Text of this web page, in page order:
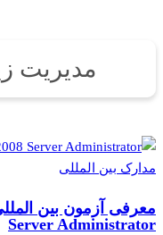
مدیریت
مدارک بین المللی
Server Administrator